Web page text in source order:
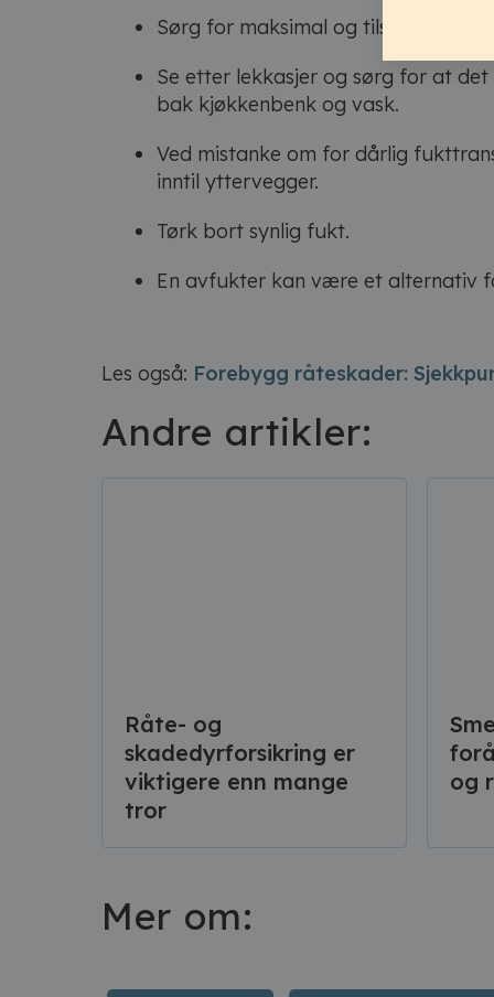
Sørg for maksimal og tilstrekkelig
Se etter lekkasjer og sørg for at
bak kjøkkenbenk og vask.
Ved mistanke om for dårlig
inntil yttervegger.
Tørk bort synlig fukt.
En avfukter kan være et alternativ
Les også: Forebygg råteskader:
Andre artikler:
Råte- og
skadedyrforsikring er
viktigere enn mange
tror
og
Mer om: